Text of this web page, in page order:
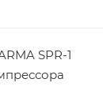
SPR-1